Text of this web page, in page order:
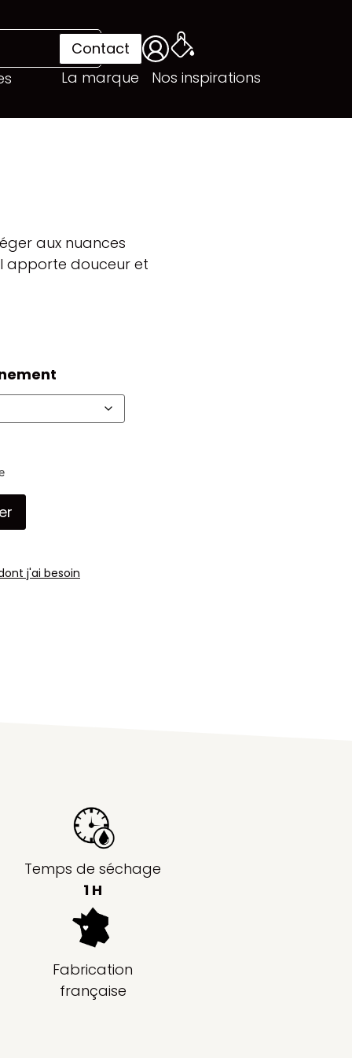
Contact
La marque
Nos inspirations
aux nuances
apporte douceur et
j'ai besoin
Temps de séchage
1 H
Fabrication
française